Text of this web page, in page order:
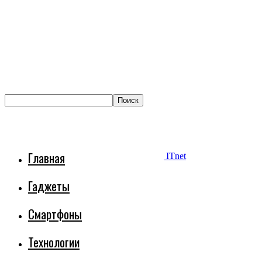
ITnet
Главная
Гаджеты
Смартфоны
Технологии